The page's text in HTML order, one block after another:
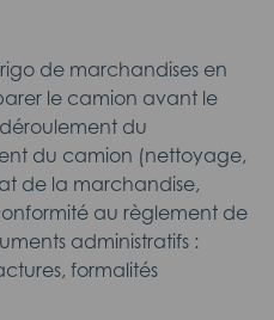
de marchandises en
le camion avant le
du
du camion (nettoyage,
de la marchandise,
au règlement de
administratifs :
formalités